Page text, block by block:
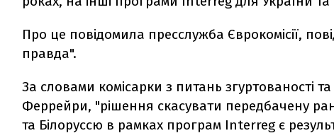
Про це повідомила пресслужба Єврокомісії,
правда".
За словами комісарки з питань згуртованості
Феррейри, "рішення скасувати передбачену
та Білоруссю в рамках програм Interreg є